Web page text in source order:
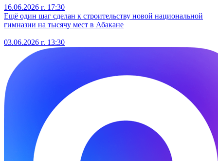
16.06.2026 г. 17:30
Ещё один шаг сделан к строительству новой национальной
гимназии на тысячу мест в Абакане
03.06.2026 г. 13:30